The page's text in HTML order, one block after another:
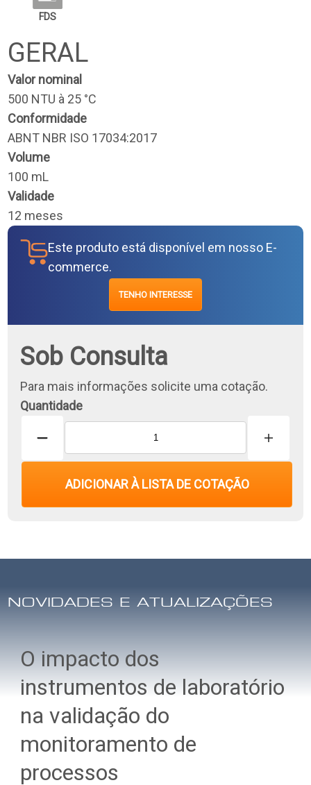
FDS
GERAL
Valor nominal
500 NTU à 25 °C
Conformidade
ABNT NBR ISO 17034:2017
Volume
100 mL
Validade
12 meses
Este produto está disponível em nosso E-
commerce.
TENHO INTERESSE
Sob Consulta
Para mais informações solicite uma cotação.
Quantidade
ADICIONAR À LISTA DE COTAÇÃO
NOVIDADES E ATUALIZAÇÕES
O impacto dos
instrumentos de laboratório
na validação do
monitoramento de
processos